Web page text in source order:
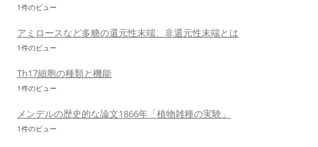
1件のビュー
アミロースなど多糖の還元性末端、非還元性末端とは
1件のビュー
Th17細胞の種類と機能
1件のビュー
メンデルの歴史的な論文1866年「植物雑種の実験」
1件のビュー